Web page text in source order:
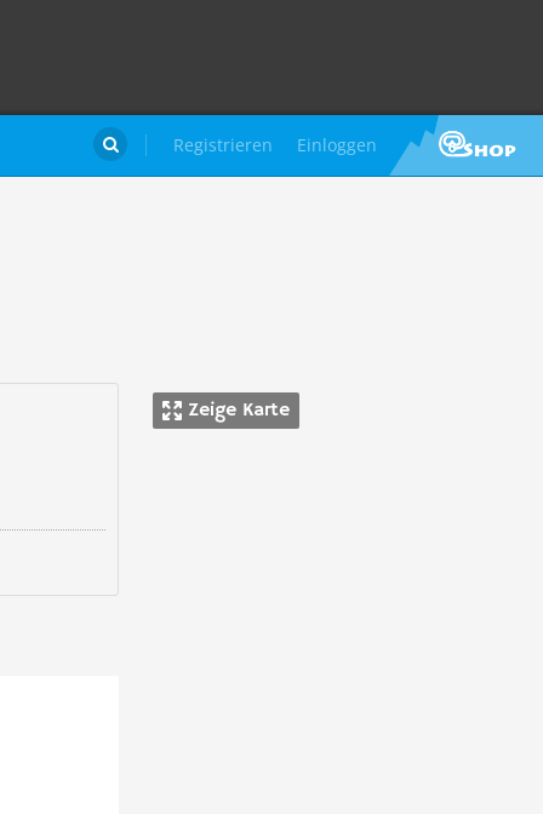
Registrieren Einloggen

Zeige Karte